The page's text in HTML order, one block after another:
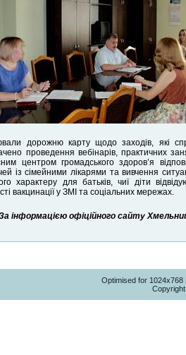
дорожню карту щодо заходів, які
проведення вебінарів, практичних
центром громадського здоров’я
із сімейними лікарями та вивчення
характеру для батьків, чиї діти
вакцинації у ЗМІ та соціальних мережах.
інформацією офіційного сайту
Optimised for 1024x768